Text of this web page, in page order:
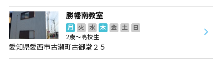
勝幡南教室
月 火 水 木 金 土
日
2歳～高校生
愛知県愛西市古瀬町古御堂２５